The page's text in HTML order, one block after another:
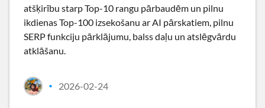
atšķirību starp Top-10 rangu pārbaudēm un pilnu
ikdienas Top-100 izsekošanu ar AI pārskatiem, pilnu
SERP funkciju pārklājumu, balss daļu un atslēgvārdu
atklāšanu.
• 2026-02-24